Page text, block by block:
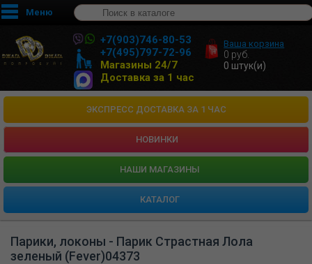
Меню
+7(903)746-80-53
+7(495)797-72-96
Магазины 24/7
Доставка за 1 час
Ваша корзина
0 руб.
0 штук(и)
ЭКСПРЕСС ДОСТАВКА ЗА 1 ЧАС
НОВИНКИ
HАШИ МАГАЗИНЫ
КАТАЛОГ
Парики, локоны - Парик Страстная Лола
зеленый (Fever)04373